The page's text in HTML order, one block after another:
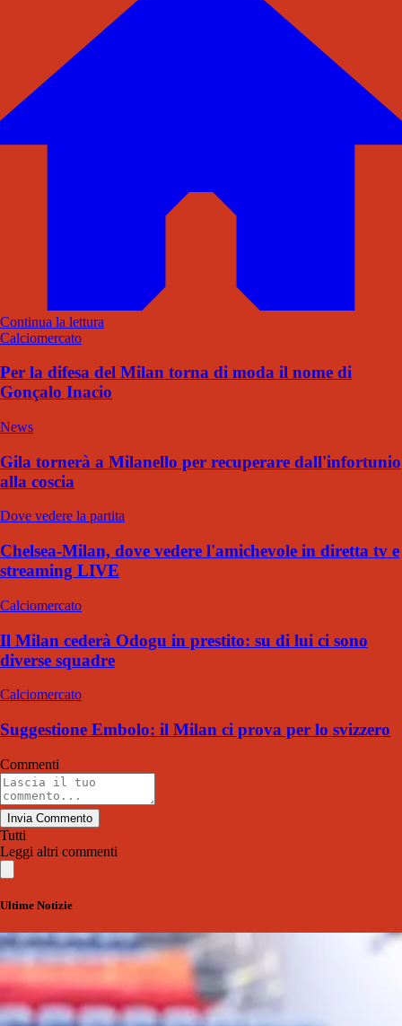
Continua la lettura
Calciomercato
Per la difesa del Milan torna di moda il nome di
Gonçalo Inacio
News
Gila tornerà a Milanello per recuperare dall'infortunio
alla coscia
Dove vedere la partita
Chelsea-Milan, dove vedere l'amichevole in diretta tv e
streaming LIVE
Calciomercato
Il Milan cederà Odogu in prestito: su di lui ci sono
diverse squadre
Calciomercato
Suggestione Embolo: il Milan ci prova per lo svizzero
Commenti
Invia Commento
Tutti
Leggi altri commenti
Ultime Notizie